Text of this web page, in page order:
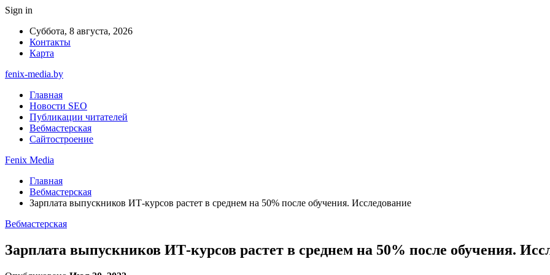
Sign in
Суббота, 8 августа, 2026
Контакты
Карта
fenix-media.by
Главная
Новости SEO
Публикации читателей
Вебмастерская
Сайтостроение
Fenix Media
Главная
Вебмастерская
Зарплата выпускников ИТ-курсов растет в среднем на 50% после обучения. Исследование
Вебмастерская
Зарплата выпускников ИТ-курсов растет в среднем на 50% после обучения.